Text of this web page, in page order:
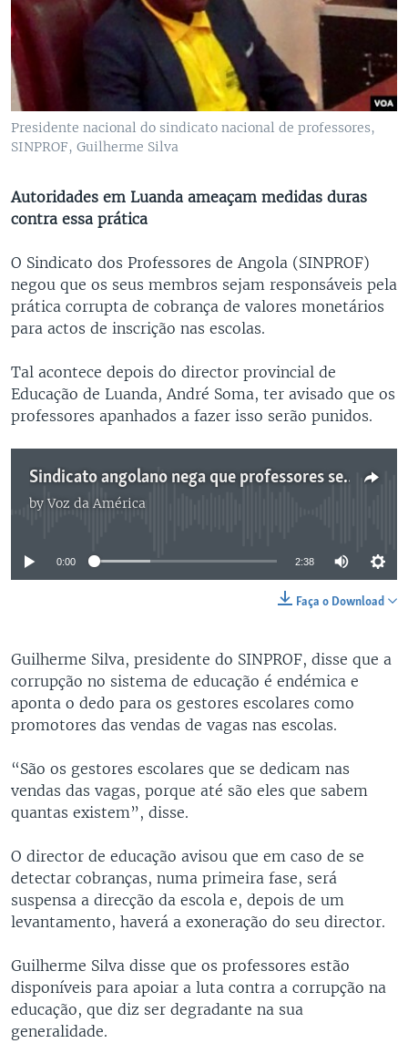
Presidente nacional do sindicato nacional de professores,
SINPROF, Guilherme Silva
Autoridades em Luanda ameaçam medidas duras
contra essa prática
O Sindicato dos Professores de Angola (SINPROF)
negou que os seus membros sejam responsáveis pela
prática corrupta de cobrança de valores monetários
para actos de inscrição nas escolas.
Tal acontece depois do director provincial de
Educação de Luanda, André Soma, ter avisado que os
professores apanhados a fazer isso serão punidos.
Sindicato angolano nega que professores sejam responsáveis por venda de matrículas - 2:38
byVoz da América
No media source currently available
0:00 2:38
Faça o Download
Guilherme Silva, presidente do SINPROF, disse que a
corrupção no sistema de educação é endémica e
aponta o dedo para os gestores escolares como
promotores das vendas de vagas nas escolas.
“São os gestores escolares que se dedicam nas
vendas das vagas, porque até são eles que sabem
quantas existem”, disse.
O director de educação avisou que em caso de se
detectar cobranças, numa primeira fase, será
suspensa a direcção da escola e, depois de um
levantamento, haverá a exoneração do seu director.
Guilherme Silva disse que os professores estão
disponíveis para apoiar a luta contra a corrupção na
educação, que diz ser degradante na sua
generalidade.